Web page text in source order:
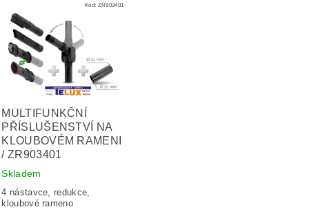
Kód: ZR903401
MULTIFUNKČNÍ
PŘÍSLUŠENSTVÍ NA
KLOUBOVÉM RAMENI
/ ZR903401
Skladem
4 nástavce, redukce,
kloubové rameno